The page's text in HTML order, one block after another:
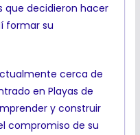
que decidieron hacer
formar su
cerca de
en Playas de
y construir
compromiso de su